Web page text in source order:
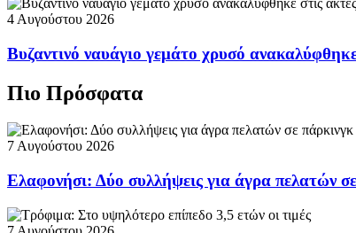
4 Αυγούστου 2026
Βυζαντινό ναυάγιο γεμάτο χρυσό
Πιο Πρόσφατα
7 Αυγούστου 2026
Ελαφονήσι: Δύο συλλήψεις για άγρα πελατών